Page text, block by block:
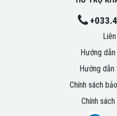
Hướng dẫn
Hướng dẫn
Chính sách
Chính